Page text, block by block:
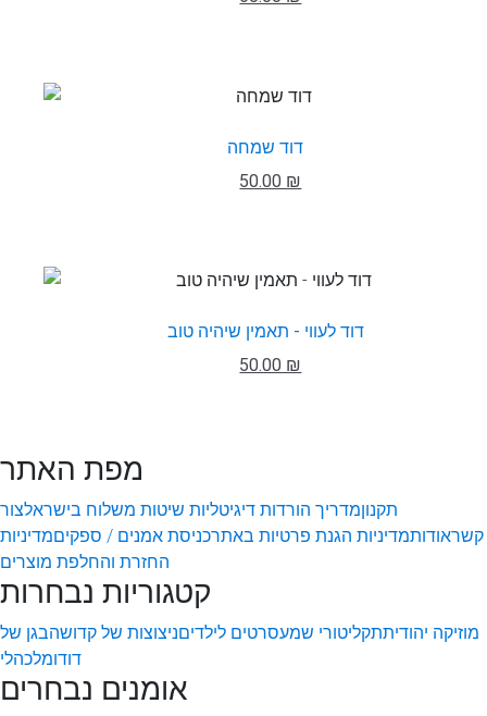
דוד שמחה
50.00 ₪
דוד לעווי - תאמין שיהיה טוב
50.00 ₪
מפת האתר
תקנוןמדריך הורדות דיגיטליות שיטות משלוח בישראלצור
קשראודותמדיניות הגנת פרטיות באתרכניסת אמנים / ספקיםמדיניות
החזרת והחלפת מוצרים
קטגוריות נבחרות
מוזיקה יהודיתתקליטורי שמעסרטים לילדיםניצוצות של קדושהבגן של
דודומלכהלי
אומנים נבחרים